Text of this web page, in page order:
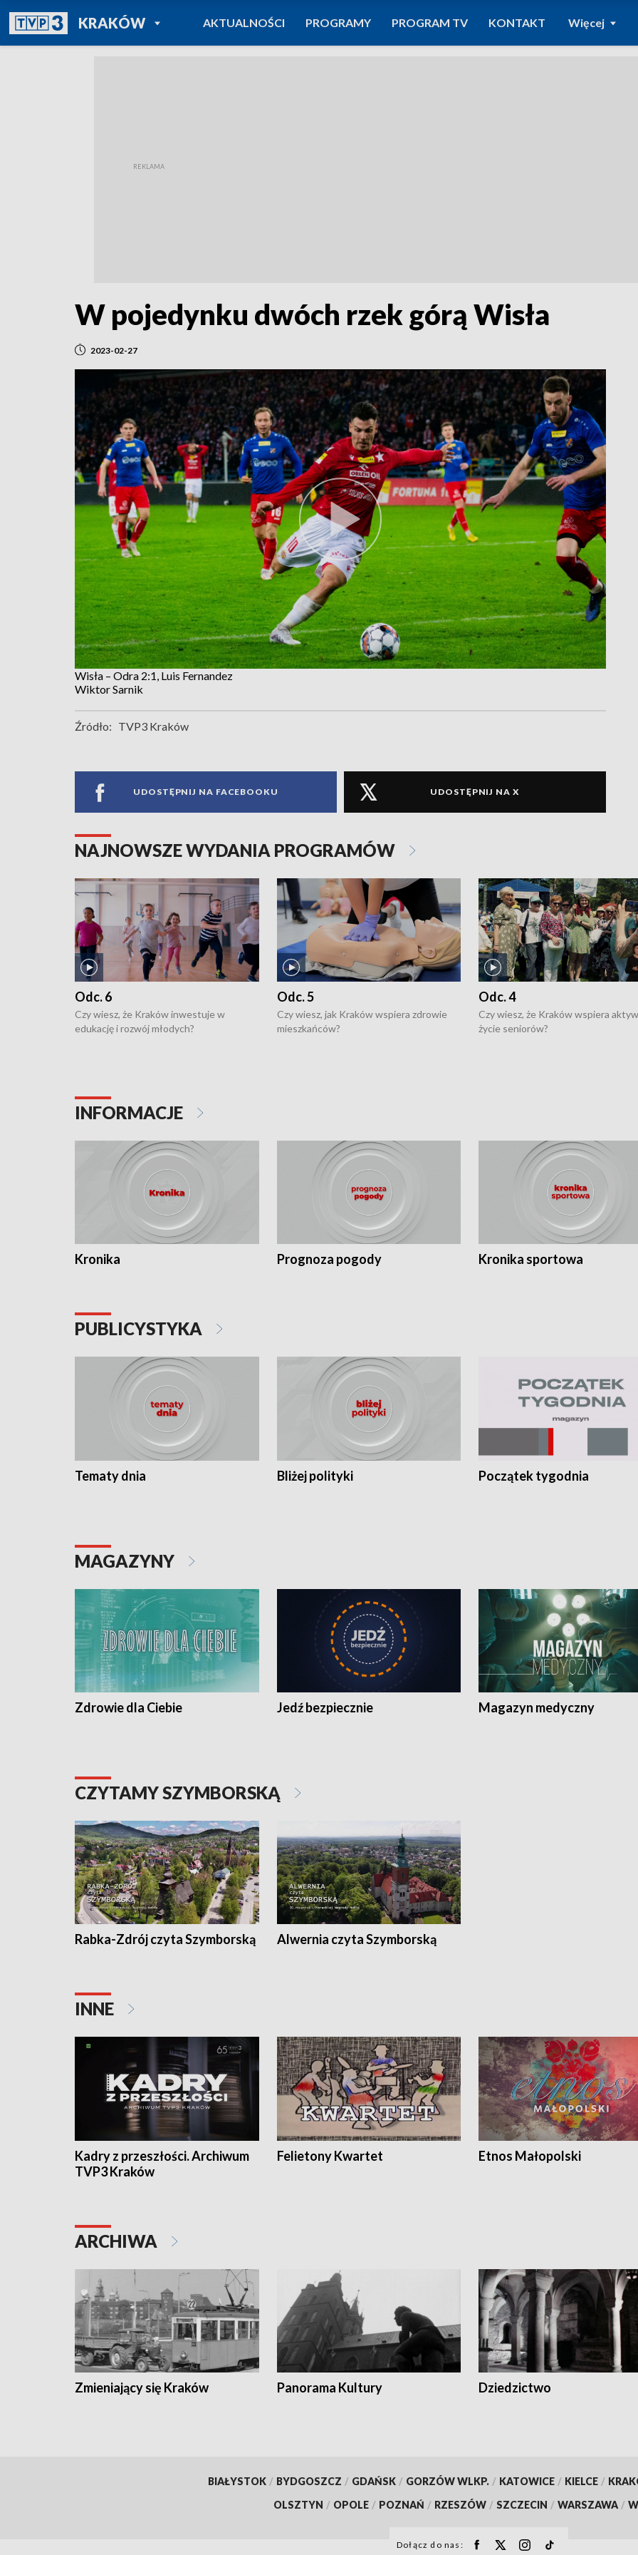
KRAKÓWPOWRÓT DO
TVP REGIONY
AKTUALNOŚCI PROGRAMY PROGRAM TV KONTAKT Więcej
W pojedynku dwóch rzek górą Wisła
2023-02-27
Wisła – Odra 2:1, Luis Fernandez
Wiktor Sarnik
Źródło: TVP3 Kraków
UDOSTĘPNIJ NA FACEBOOKU UDOSTĘPNIJ NA X
NAJNOWSZE WYDANIA PROGRAMÓW
Odc. 6
Czy wiesz, że Kraków inwestuje w
edukację i rozwój młodych?
Odc. 5
Czy wiesz, jak Kraków wspiera zdrowie
mieszkańców?
Odc. 4
Czy wiesz, że Kraków wspiera
życie seniorów?
INFORMACJE
Kronika Prognoza pogody Kronika sportowa
PUBLICYSTYKA
Tematy dnia Bliżej polityki Początek tygodnia
MAGAZYNY
Zdrowie dla Ciebie Jedź bezpiecznie Magazyn medyczny
CZYTAMY SZYMBORSKĄ
Rabka-Zdrój czyta Szymborską Alwernia czyta Szymborską
INNE
Kadry z przeszłości. Archiwum
TVP3 Kraków
Felietony Kwartet Etnos Małopolski
ARCHIWA
Zmieniający się Kraków Panorama Kultury Dziedzictwo
BIAŁYSTOK / BYDGOSZCZ / GDAŃSK / GORZÓW WLKP. / KATOWICE / KIELCE /
OLSZTYN / OPOLE / POZNAŃ / RZESZÓW / SZCZECIN / WARSZAWA /
Dołącz do nas: